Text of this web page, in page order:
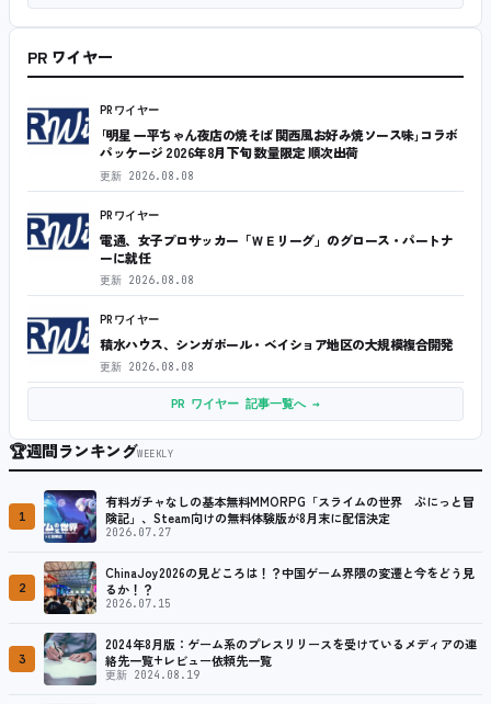
PR ワイヤー
PRワイヤー
｢明星 一平ちゃん夜店の焼そば 関西風お好み焼ソース味｣コラボ
パッケージ 2026年8月下旬 数量限定 順次出荷
更新 2026.08.08
PRワイヤー
電通、女子プロサッカー「ＷＥリーグ」のグロース・パートナ
ーに就任
更新 2026.08.08
PRワイヤー
積水ハウス、シンガポール・ベイショア地区の大規模複合開発
更新 2026.08.08
PR ワイヤー 記事一覧へ →
🏆週間ランキングWEEKLY
1
有料ガチャなしの基本無料MMORPG「スライムの世界 ぷにっと冒
険記」、Steam向けの無料体験版が8月末に配信決定
2026.07.27
2
ChinaJoy2026の見どころは！？中国ゲーム界隈の変遷と今をどう見
るか！？
2026.07.15
3
2024年8月版：ゲーム系のプレスリリースを受けているメディアの連
絡先一覧+レビュー依頼先一覧
更新 2024.08.19